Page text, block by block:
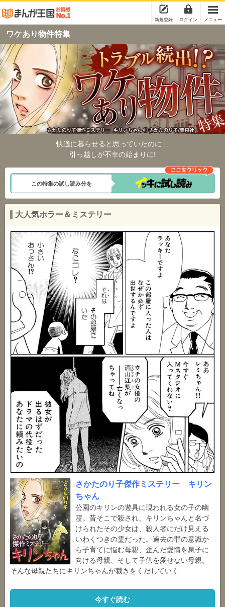
新規登録 ログイン メニュー
ワケあり物件特集
快適に暮らせると思っていたのに…
引っ越しが不幸の始まりに!
この特集の試し読み分を
大人気ホラー＆ミステリー
さかたのり子傑作ミステリー キリン
ちゃん
公園のキリンの遊具に現われる女の子の幽
霊。昔そこで殺され、キリンちゃんと名づ
けられたその少女は、殺人者にだけ見える
いわくつきの霊だった。過去の罪の意識か
ら子育てに悩む母親、歪んだ愛情を息子に
向ける母親、そして子供を愛せない母親。
そんな母親たちにキリンちゃんが裁きをくだしていく
今すぐ読む